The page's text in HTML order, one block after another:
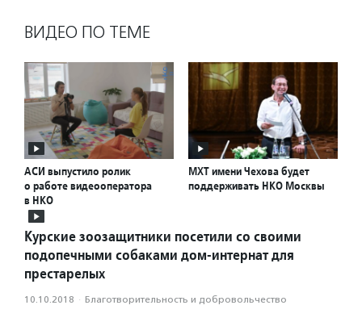
ВИДЕО ПО ТЕМЕ
АСИ выпустило ролик
о работе видеооператора
в НКО
МХТ имени Чехова будет
поддерживать НКО Москвы
Курские зоозащитники посетили со своими
подопечными собаками дом-интернат для
престарелых
10.10.2018 · Благотвори­тель­ность и доброволь­чест­во